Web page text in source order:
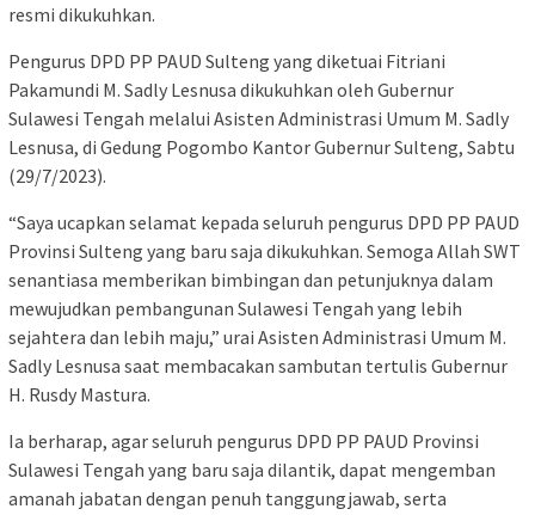
resmi dikukuhkan.
Pengurus DPD PP PAUD Sulteng yang diketuai Fitriani
Pakamundi M. Sadly Lesnusa dikukuhkan oleh Gubernur
Sulawesi Tengah melalui Asisten Administrasi Umum M. Sadly
Lesnusa, di Gedung Pogombo Kantor Gubernur Sulteng, Sabtu
(29/7/2023).
“Saya ucapkan selamat kepada seluruh pengurus DPD PP PAUD
Provinsi Sulteng yang baru saja dikukuhkan. Semoga Allah SWT
senantiasa memberikan bimbingan dan petunjuknya dalam
mewujudkan pembangunan Sulawesi Tengah yang lebih
sejahtera dan lebih maju,” urai Asisten Administrasi Umum M.
Sadly Lesnusa saat membacakan sambutan tertulis Gubernur
H. Rusdy Mastura.
Ia berharap, agar seluruh pengurus DPD PP PAUD Provinsi
Sulawesi Tengah yang baru saja dilantik, dapat mengemban
amanah jabatan dengan penuh tanggungjawab, serta